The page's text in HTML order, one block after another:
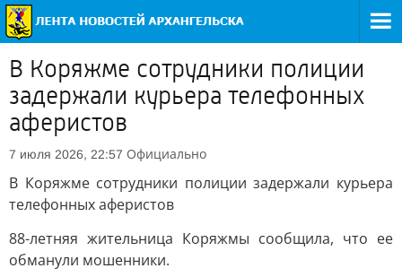
В Коряжме сотрудники полиции
задержали курьера телефонных
аферистов
7 июля 2026, 22:57 Официально
В Коряжме сотрудники полиции задержали курьера
телефонных аферистов
88-летняя жительница Коряжмы сообщила, что ее
обманули мошенники.